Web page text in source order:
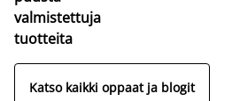
valmistettuja
tuotteita
Katso kaikki oppaat ja blogit